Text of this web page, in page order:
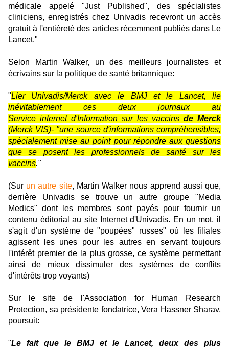
médicale appelé "Just Published", des spécialistes
cliniciens, enregistrés chez Univadis recevront un accès
gratuit à l'entièreté des articles récemment publiés dans Le
Lancet."
Selon Martin Walker, un des meilleurs journalistes et
écrivains sur la politique de santé britannique:
"Lier Univadis/Merck avec le BMJ et le Lancet, lie
inévitablement ces deux journaux au
Service internet d'Information sur les vaccins de Merck
(Merck VIS)- "une source d'informations compréhensibles,
spécialement mise au point pour répondre aux questions
que se posent les professionnels de santé sur les
vaccins."
(Sur un autre site, Martin Walker nous apprend aussi que,
derrière Univadis se trouve un autre groupe "Media
Medics" dont les membres sont payés pour fournir un
contenu éditorial au site Internet d'Univadis. En un mot, il
s'agit d'un système de "poupées" russes" où les filiales
agissent les unes pour les autres en servant toujours
l'intérêt premier de la plus grosse, ce système permettant
ainsi de mieux dissimuler des systèmes de conflits
d'intérêts trop voyants)
Sur le site de l'Association for Human Research
Protection, sa présidente fondatrice, Vera Hassner Sharav,
poursuit:
"Le fait que le BMJ et le Lancet, deux des plus